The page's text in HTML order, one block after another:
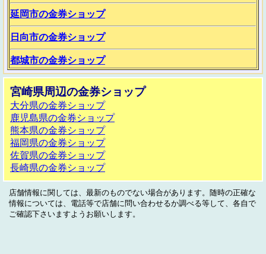
延岡市の金券ショップ
日向市の金券ショップ
都城市の金券ショップ
宮崎県周辺の金券ショップ
大分県の金券ショップ
鹿児島県の金券ショップ
熊本県の金券ショップ
福岡県の金券ショップ
佐賀県の金券ショップ
長崎県の金券ショップ
店舗情報に関しては、最新のものでない場合があります。随時の正確な
情報については、電話等で店舗に問い合わせるか調べる等して、各自で
ご確認下さいますようお願いします。